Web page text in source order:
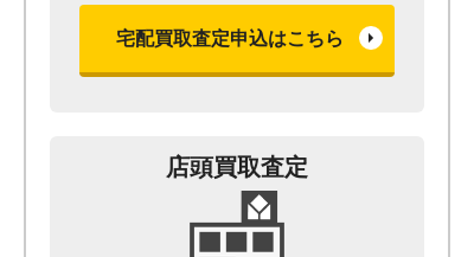
宅配買取査定申込はこちら
店頭買取査定